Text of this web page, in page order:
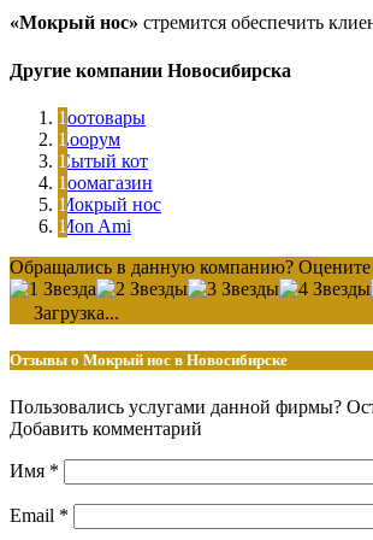
«Мокрый нос» стремится обеспечить
Другие компании Новосибирска
Зоотовары
Zоорум
Сытый кот
Зоомагазин
Мокрый нос
Mon Ami
Обращались в данную компанию? Оцените
Загрузка...
Отзывы о Мокрый нос в Новосибирске
Пользовались услугами данной фирмы?
Добавить комментарий
Имя *
Email *